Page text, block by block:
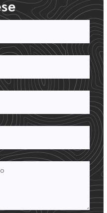
L'ORDINE